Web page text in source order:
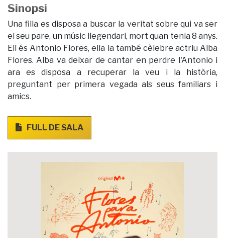
Sinopsi
Una filla es disposa a buscar la veritat sobre qui va ser
el seu pare, un músic llegendari, mort quan tenia 8 anys.
Ell és Antonio Flores, ella la també cèlebre actriu Alba
Flores. Alba va deixar de cantar en perdre l'Antonio i
ara es disposa a recuperar la veu i la història,
preguntant per primera vegada als seus familiars i
amics.
FULL DE SALA